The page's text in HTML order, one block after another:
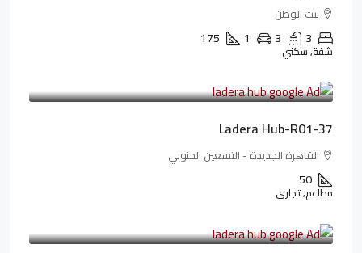
بيت الوطن
3
3
1
175
شقة, سكني
13,912,288LE
Ladera Hub-R01-37
القاهرة الجديدة - التسعين الجنوبي
50
مطاعم, تجاري
13,319,821LE